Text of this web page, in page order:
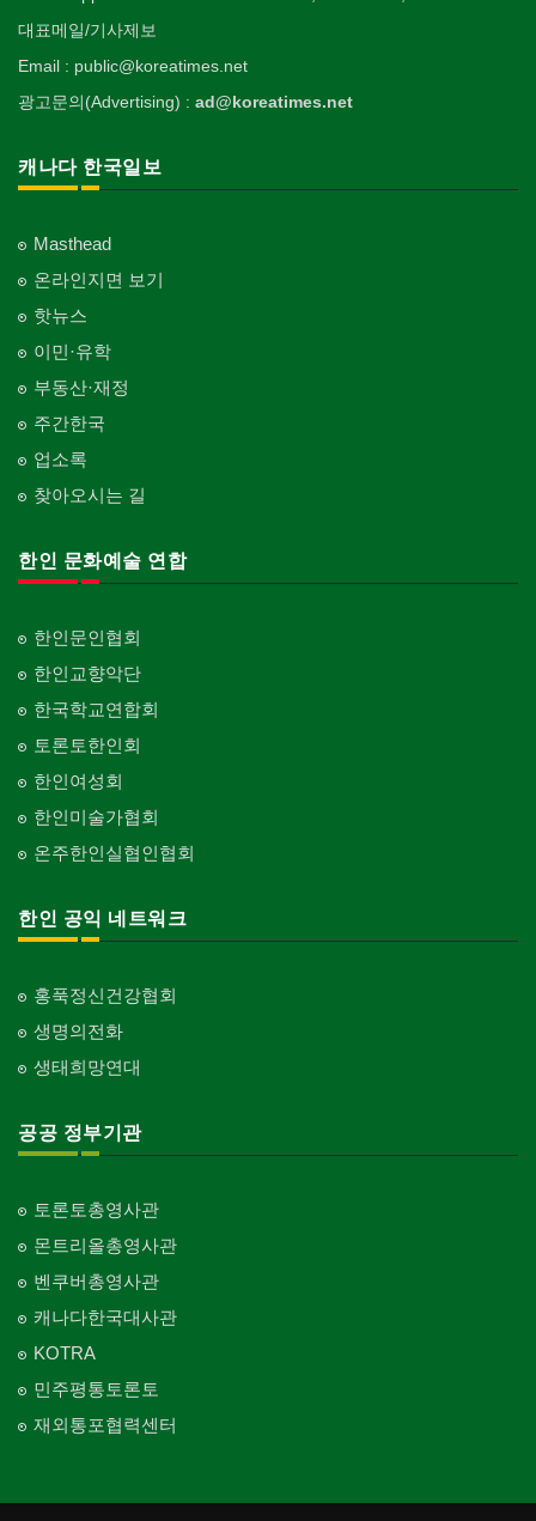
대표메일/기사제보
Email : public@koreatimes.net
광고문의(Advertising) : ad@koreatimes.net
캐나다 한국일보
Masthead
온라인지면 보기
핫뉴스
이민·유학
부동산·재정
주간한국
업소록
찾아오시는 길
한인 문화예술 연합
한인문인협회
한인교향악단
한국학교연합회
토론토한인회
한인여성회
한인미술가협회
온주한인실협인협회
한인 공익 네트워크
홍푹정신건강협회
생명의전화
생태희망연대
공공 정부기관
토론토총영사관
몬트리올총영사관
벤쿠버총영사관
캐나다한국대사관
KOTRA
민주평통토론토
재외통포협력센터